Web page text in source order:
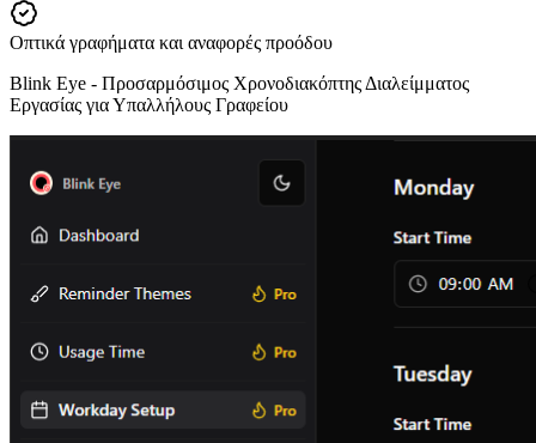
Οπτικά γραφήματα και αναφορές προόδου
Blink Eye - Προσαρμόσιμος Χρονοδιακόπτης Διαλείμματος
Εργασίας για Υπαλλήλους Γραφείου